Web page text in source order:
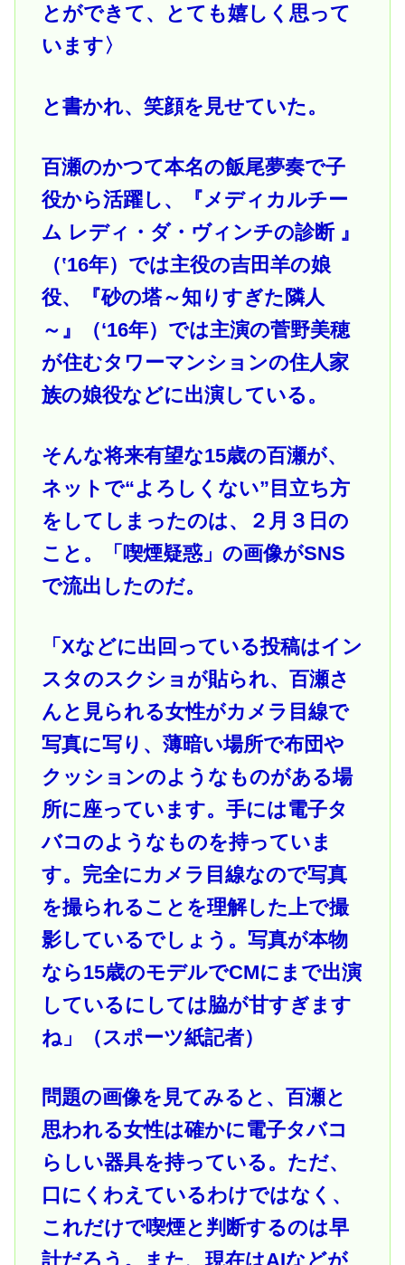
とができて、とても嬉しく思って
います〉
と書かれ、笑顔を見せていた。
百瀬のかつて本名の飯尾夢奏で子
役から活躍し、『メディカルチー
ム レディ・ダ・ヴィンチの診断 』
（‛16年）では主役の吉田羊の娘
役、『砂の塔～知りすぎた隣人
～』（‘16年）では主演の菅野美穂
が住むタワーマンションの住人家
族の娘役などに出演している。
そんな将来有望な15歳の百瀬が、
ネットで“よろしくない”目立ち方
をしてしまったのは、２月３日の
こと。「喫煙疑惑」の画像がSNS
で流出したのだ。
「Xなどに出回っている投稿はイン
スタのスクショが貼られ、百瀬さ
んと見られる女性がカメラ目線で
写真に写り、薄暗い場所で布団や
クッションのようなものがある場
所に座っています。手には電子タ
バコのようなものを持っていま
す。完全にカメラ目線なので写真
を撮られることを理解した上で撮
影しているでしょう。写真が本物
なら15歳のモデルでCMにまで出演
しているにしては脇が甘すぎます
ね」（スポーツ紙記者）
問題の画像を見てみると、百瀬と
思われる女性は確かに電子タバコ
らしい器具を持っている。ただ、
口にくわえているわけではなく、
これだけで喫煙と判断するのは早
計だろう。また、現在はAIなどが